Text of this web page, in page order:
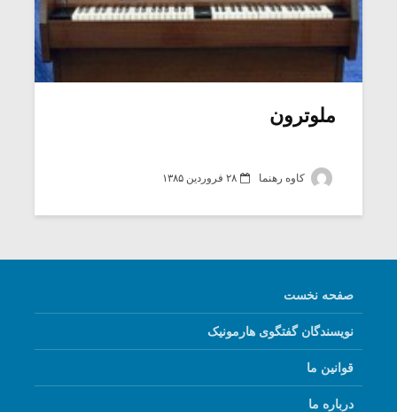
ملوترون
کاوه رهنما ۲۸ فروردین ۱۳۸۵
صفحه نخست
نویسندگان گفتگوی هارمونیک
قوانین ما
درباره ما